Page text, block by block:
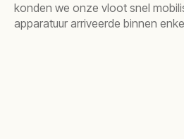
konden we onze vloot snel
apparatuur arriveerde binnen